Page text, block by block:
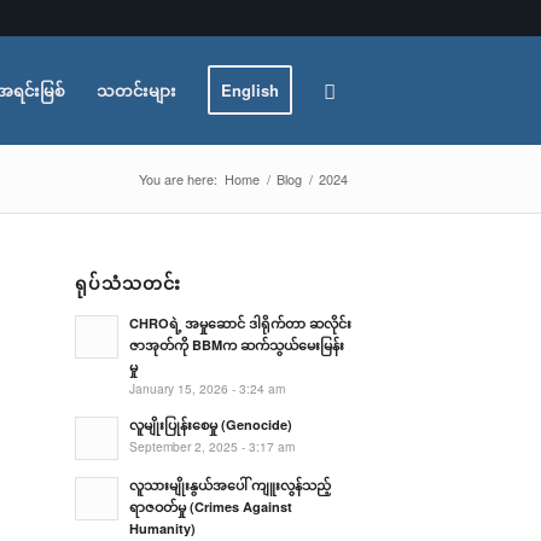
ရင်းမြစ် သတင်းများ English
You are here: Home / Blog / 2024
ရုပ်သံသတင်း
CHROရဲ့ အမှုဆောင် ဒါရိုက်တာ ဆလိုင်း
ဇာအုတ်ကို BBMက ဆက်သွယ်မေးမြန်း
မှု
January 15, 2026 - 3:24 am
လူမျိုးပြုန်းစေမှု (Genocide)
September 2, 2025 - 3:17 am
လူသားမျိုးနွယ်အပေါ် ကျူးလွန်သည့်
ရာဇဝတ်မှု (Crimes Against
Humanity)